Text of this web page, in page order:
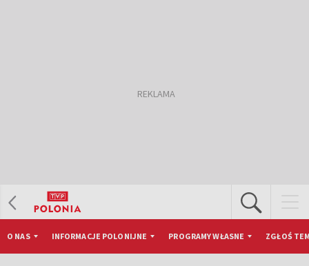
O NAS INFORMACJE POLONIJNE PROGRAMY WŁASNE ZGŁOŚ